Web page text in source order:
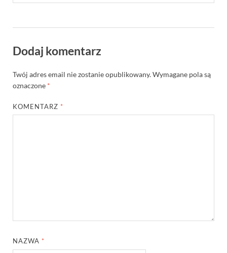
Dodaj komentarz
Twój adres email nie zostanie opublikowany.Wymagane pola są
oznaczone *
KOMENTARZ *
NAZWA *